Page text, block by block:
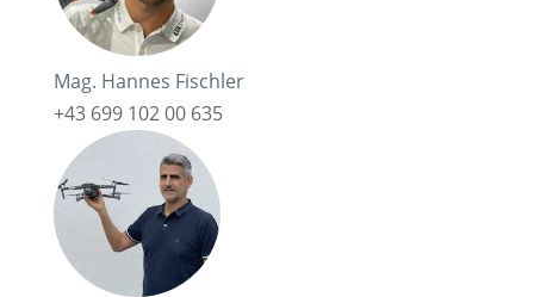
Mag. Hannes Fischler
+43 699 102 00 635